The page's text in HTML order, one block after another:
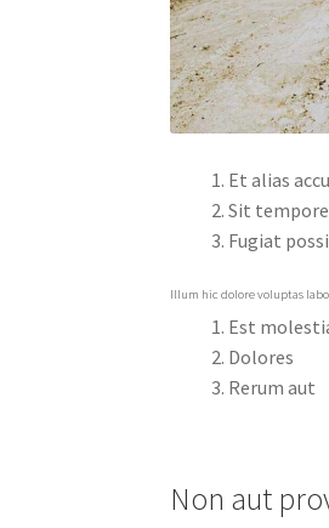
Et alias
Sit
Fugiat
Illum hic dolore voluptas
Est
Dolores
Rerum aut
Non aut